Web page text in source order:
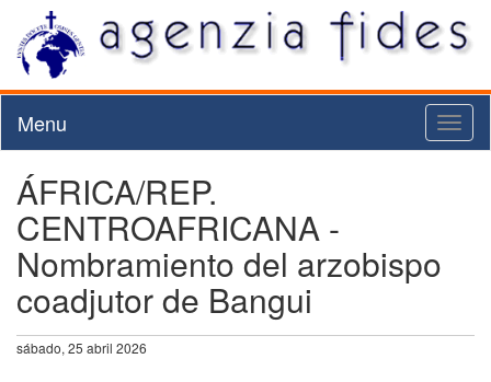
Menu
ÁFRICA/REP.
CENTROAFRICANA -
Nombramiento del arzobispo
coadjutor de Bangui
sábado, 25 abril 2026